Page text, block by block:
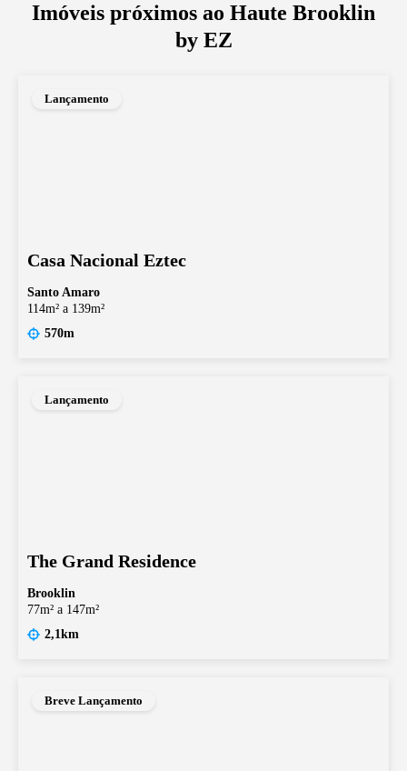
Imóveis próximos ao Haute Brooklin
by EZ
Lançamento
Casa Nacional Eztec
Santo Amaro
114m² a 139m²
570m
Lançamento
The Grand Residence
Brooklin
77m² a 147m²
2,1km
Breve Lançamento